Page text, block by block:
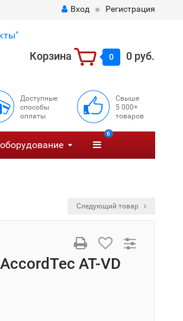
Вход Регистрация
Корзина 0 0 руб.
Доступные
способы
оплаты
Свыше
5 000+
товаров
6
Следующий товар
AT-VD